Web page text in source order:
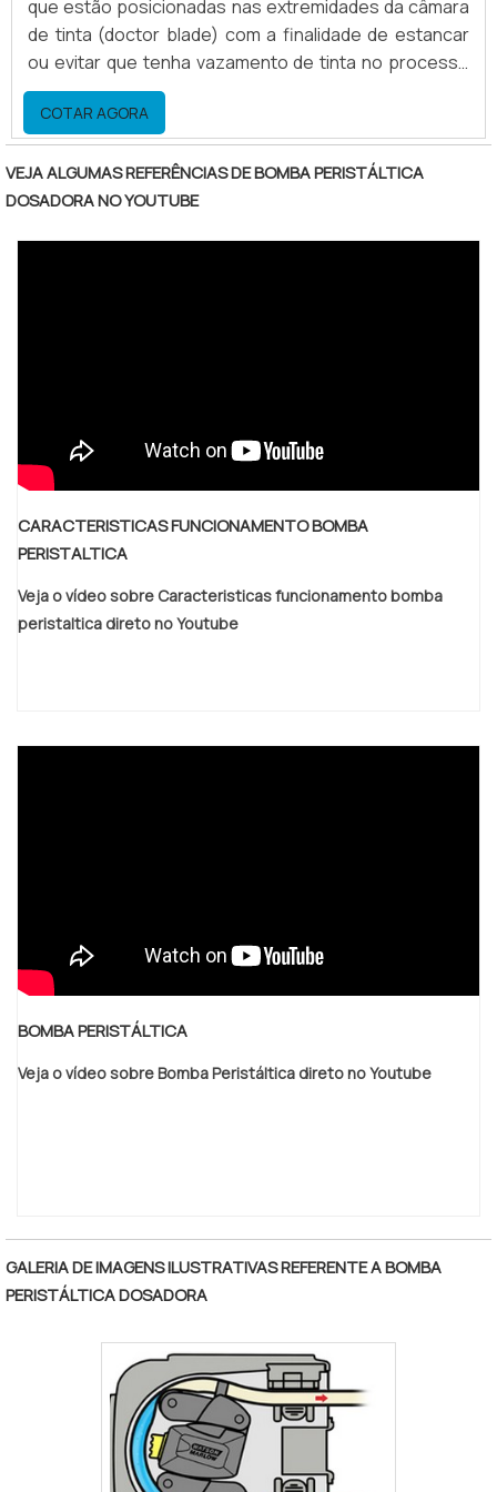
que estão posicionadas nas extremidades da câmara
de tinta (doctor blade) com a finalidade de estancar
ou evitar que tenha vazamento de tinta no processo
de alimentação ou bombeamento da tinta para o
doctor blade.Outras peças que compõem a câmara
doctor blade Suporte traseiro; Engate rápido; Eixo de
acionamento do prendedor; Tampa lateral para
vedação; Lâmina.Condições ideais das peças para
COTAR AGORA
VEJA ALGUMAS REFERÊNCIAS DE BOMBA PERISTÁLTICA
DOSADORA NO YOUTUBE
CARACTERISTICAS FUNCIONAMENTO BOMBA
PERISTALTICA
Veja o vídeo sobre Caracteristicas funcionamento bomba
peristaltica direto no Youtube
BOMBA PERISTÁLTICA
Veja o vídeo sobre Bomba Peristáltica direto no Youtube
GALERIA DE IMAGENS ILUSTRATIVAS REFERENTE A BOMBA
PERISTÁLTICA DOSADORA